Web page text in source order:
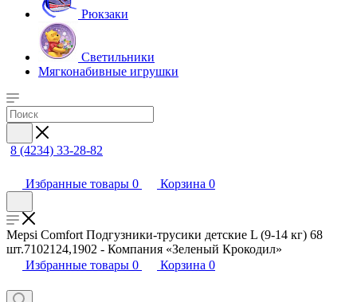
Рюкзаки
Светильники
Мягконабивные игрушки
8 (4234) 33-28-82
Избранные товары 0 Корзина 0
Mepsi Comfort Подгузники-трусики детские L (9-14 кг) 68
шт.7102124,1902 - Компания «Зеленый Крокодил»
Избранные товары 0 Корзина 0